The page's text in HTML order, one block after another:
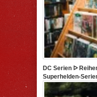
DC Serien ᐅ
Superhelden-